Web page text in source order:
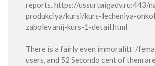
reports. https://ussurtaigadv.ru:443/
produkciya/kursi/kurs-lecheniya-
zabolevanij-kurs-1-detail.html
There is a fairly even immoralitГ /
users, and 52 Secondo cent of them